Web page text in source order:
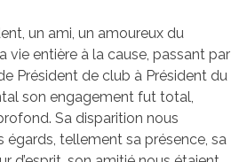
un ami, un amoureux du
vie entière à la cause, passant par
Président de club à Président du
son engagement fut total,
Sa disparition nous
égards, tellement sa présence, sa